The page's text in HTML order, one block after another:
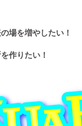
場を増やしたい！
作りたい！